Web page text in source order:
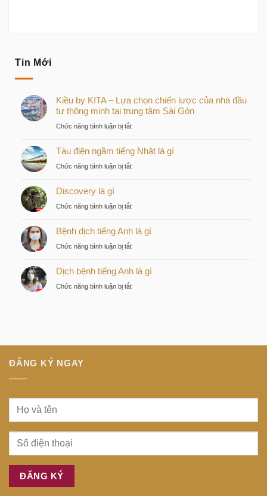
Tin Mới
Kiều by KITA – Lựa chọn chiến lược của nhà đầu
tư thông minh tại trung tâm Sài Gòn
Chức năng bình luận bị tắtở
by
chiến
của
nhà
tư
Tàu điện ngầm tiếng Nhật là gì
Chức năng bình luận bị tắtở
gì
Discovery là gì
Chức năng bình luận bị tắtở
là
Bệnh dịch tiếng Anh là gì
Chức năng bình luận bị tắtở
dịch
Dịch bệnh tiếng Anh là gì
Chức năng bình luận bị tắtở
là
ĐĂNG KÝ NGAY